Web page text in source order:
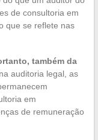
de consultoria em
que se reflete nas
também da
auditoria legal, as
em
de remuneração